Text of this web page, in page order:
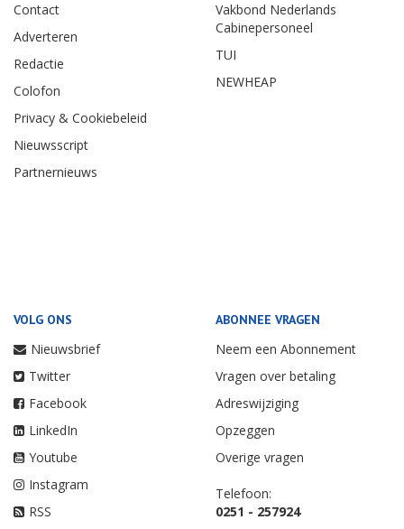
Contact
Adverteren
Redactie
Colofon
Privacy & Cookiebeleid
Nieuwsscript
Partnernieuws
Vakbond Nederlands
Cabinepersoneel
TUI
NEWHEAP
VOLG ONS
Nieuwsbrief
Twitter
Facebook
LinkedIn
Youtube
Instagram
RSS
ABONNEE VRAGEN
Neem een Abonnement
Vragen over betaling
Adreswijziging
Opzeggen
Overige vragen
Telefoon:
0251 - 257924